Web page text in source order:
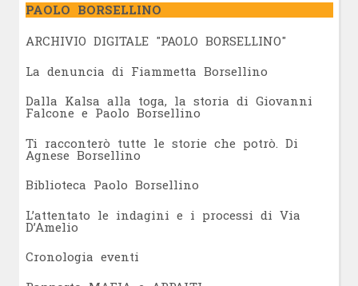
PAOLO BORSELLINO
ARCHIVIO DIGITALE "PAOLO BORSELLINO"
La denuncia di Fiammetta Borsellino
Dalla Kalsa alla toga, la storia di Giovanni
Falcone e Paolo Borsellino
Ti racconterò tutte le storie che potrò. Di
Agnese Borsellino
Biblioteca Paolo Borsellino
L’attentato le indagini e i processi di Via
D’Amelio
Cronologia eventi